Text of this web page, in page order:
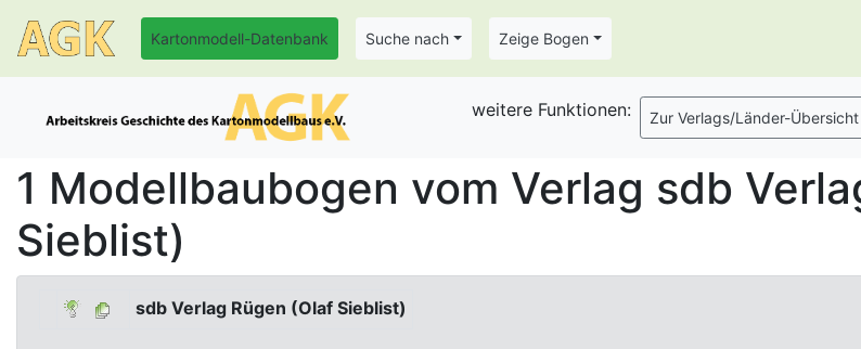
Kartonmodell-Datenbank Suche nach Zeige Bogen
weitere Funktionen:
1 Modellbaubogen vom Verlag sdb
Sieblist)
sdb Verlag Rügen (Olaf Sieblist)